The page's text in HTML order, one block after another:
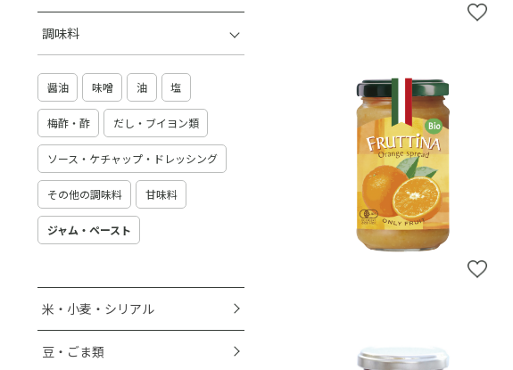
調味料
醤油 味噌 油 塩
梅酢・酢 だし・ブイヨン類
ソース・ケチャップ・ドレッシング
その他の調味料 甘味料
ジャム・ペースト
米・小麦・シリアル
豆・ごま類